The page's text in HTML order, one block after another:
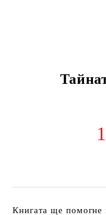
Книгата ще помогне